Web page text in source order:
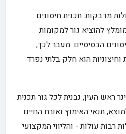
מדבקות. תכנית חיסונים
להוציא גור למקומות
הבסיסיים. מעבר לכך,
וחיצוניות הוא חלק בלתי נפרד
ראש העין, נבנית לכל גור תכנית
תנאי האימוץ ואורח החיים
עולות - והליווי המקצועי